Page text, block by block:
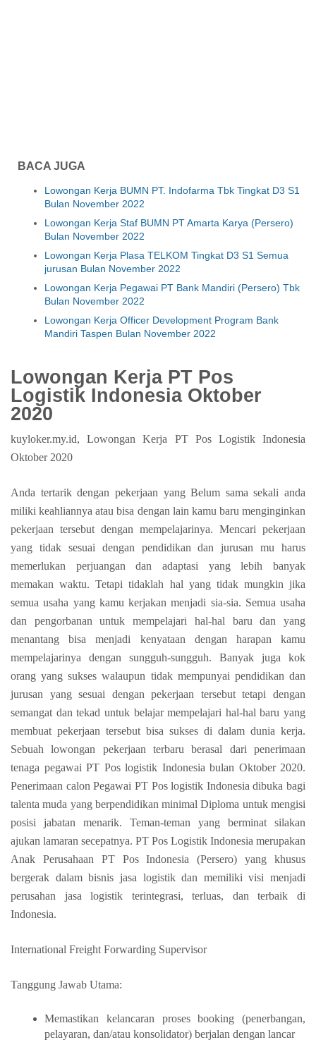
BACA JUGA
Lowongan Kerja BUMN PT. Indofarma Tbk Tingkat D3 S1
Bulan November 2022
Lowongan Kerja Staf BUMN PT Amarta Karya (Persero)
Bulan November 2022
Lowongan Kerja Plasa TELKOM Tingkat D3 S1 Semua
jurusan Bulan November 2022
Lowongan Kerja Pegawai PT Bank Mandiri (Persero) Tbk
Bulan November 2022
Lowongan Kerja Officer Development Program Bank
Mandiri Taspen Bulan November 2022
Lowongan Kerja PT Pos
Logistik Indonesia Oktober
2020
kuyloker.my.id, Lowongan Kerja PT Pos Logistik Indonesia
Oktober 2020
Anda tertarik dengan pekerjaan yang Belum sama sekali anda
miliki keahliannya atau bisa dengan lain kamu baru menginginkan
pekerjaan tersebut dengan mempelajarinya. Mencari pekerjaan
yang tidak sesuai dengan pendidikan dan jurusan mu harus
memerlukan perjuangan dan adaptasi yang lebih banyak
memakan waktu. Tetapi tidaklah hal yang tidak mungkin jika
semua usaha yang kamu kerjakan menjadi sia-sia. Semua usaha
dan pengorbanan untuk mempelajari hal-hal baru dan yang
menantang bisa menjadi kenyataan dengan harapan kamu
mempelajarinya dengan sungguh-sungguh. Banyak juga kok
orang yang sukses walaupun tidak mempunyai pendidikan dan
jurusan yang sesuai dengan pekerjaan tersebut tetapi dengan
semangat dan tekad untuk belajar mempelajari hal-hal baru yang
membuat pekerjaan tersebut bisa sukses di dalam dunia kerja.
Sebuah lowongan pekerjaan terbaru berasal dari penerimaan
tenaga pegawai PT Pos logistik Indonesia bulan Oktober 2020.
Penerimaan calon Pegawai PT Pos logistik Indonesia dibuka bagi
talenta muda yang berpendidikan minimal Diploma untuk mengisi
posisi jabatan menarik. Teman-teman yang berminat silakan
ajukan lamaran secepatnya. PT Pos Logistik Indonesia merupakan
Anak Perusahaan PT Pos Indonesia (Persero) yang khusus
bergerak dalam bisnis jasa logistik dan memiliki visi menjadi
perusahan jasa logistik terintegrasi, terluas, dan terbaik di
Indonesia.
International Freight Forwarding Supervisor
Tanggung Jawab Utama:
Memastikan kelancaran proses booking (penerbangan,
pelayaran, dan/atau konsolidator) berjalan dengan lancar